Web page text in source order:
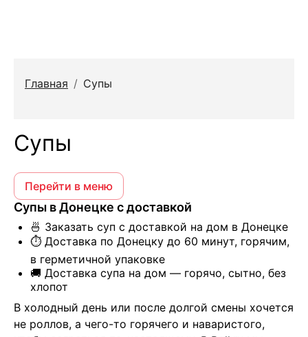
Главная / Супы
Супы
Перейти в меню
Супы в Донецке с доставкой
🍜 Заказать суп с доставкой на дом в Донецке
⏱️ Доставка по Донецку до 60 минут, горячим,
в герметичной упаковке
🚚 Доставка супа на дом — горячо, сытно, без
хлопот
В холодный день или после долгой смены хочется
не роллов, а чего-то горячего и наваристого,